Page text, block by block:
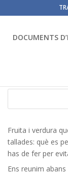
DOCUMENTS
Fruita i verdura
tallades: què es
has de fer per
Ens reunim abans